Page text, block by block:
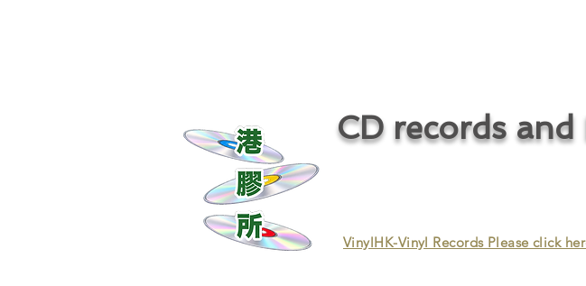
CD records
VinylHK-Vinyl Records Please click